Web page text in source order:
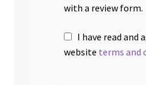
with a review form.
I have read and
website terms and